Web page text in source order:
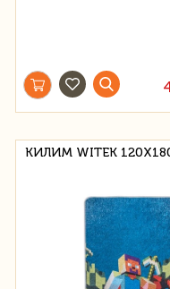
КИЛИМ WITEK